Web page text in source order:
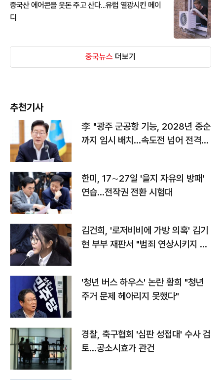
중국산 에어콘을 웃돈 주고 산다...유럽 열광시킨 메이
디
중국뉴스 더보기
추천기사
李 "광주 군공항 기능, 2028년 중순
까지 임시 배치…속도전 넘어 전격
한미, 17∼27일 '을지 자유의 방패'
연습…전작권 전환 시험대
김건희, '로저비비에 가방 의혹' 김기
현 부부 재판서 "범죄 연상시키지 말
'청년 버스 하우스' 논란 황희 "청년
주거 문제 헤아리지 못했다"
경찰, 축구협회 '심판 성접대' 수사 검
토…공소시효가 관건